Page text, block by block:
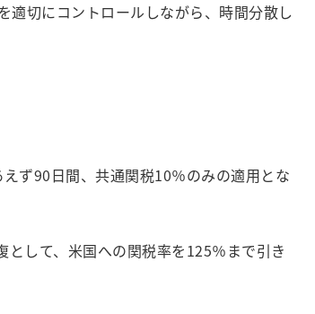
適切にコントロールしながら、時間分散し
ず90日間、共通関税10％のみの適用とな
して、米国への関税率を125％まで引き